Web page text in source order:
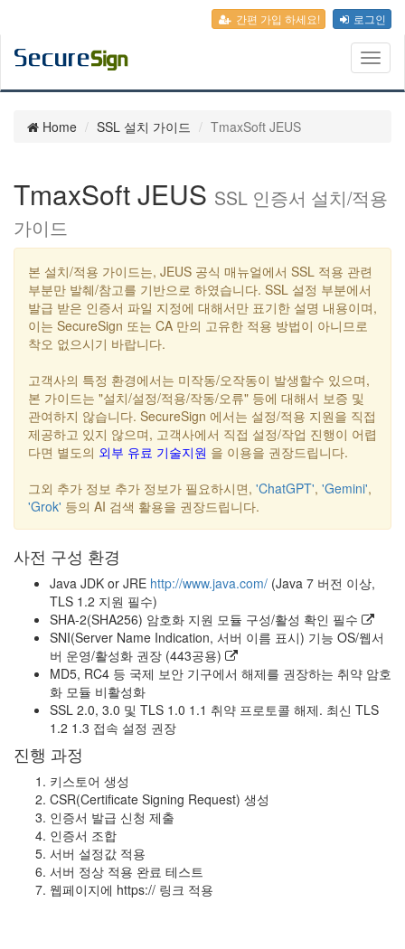
간편 가입 하세요! 로그인
Home SSL 설치 가이드 TmaxSoft JEUS
TmaxSoft JEUS SSL 인증서 설치/적용
가이드
본 설치/적용 가이드는, JEUS 공식 매뉴얼에서 SSL 적용 관련
부분만 발췌/참고를 기반으로 하였습니다. SSL 설정 부분에서
발급 받은 인증서 파일 지정에 대해서만 표기한 설명 내용이며,
이는 SecureSign 또는 CA 만의 고유한 적용 방법이 아니므로
착오 없으시기 바랍니다.
고객사의 특정 환경에서는 미작동/오작동이 발생할수 있으며,
본 가이드는 "설치/설정/적용/작동/오류" 등에 대해서 보증 및
관여하지 않습니다. SecureSign 에서는 설정/적용 지원을 직접
제공하고 있지 않으며, 고객사에서 직접 설정/작업 진행이 어렵
다면 별도의 외부 유료 기술지원 을 이용을 권장드립니다.
그외 추가 정보 추가 정보가 필요하시면, 'ChatGPT', 'Gemini',
'Grok' 등의 AI 검색 활용을 권장드립니다.
사전 구성 환경
Java JDK or JRE http://www.java.com/ (Java 7 버전 이상,
TLS 1.2 지원 필수)
SHA-2(SHA256) 암호화 지원 모듈 구성/활성 확인 필수
SNI(Server Name Indication, 서버 이름 표시) 기능 OS/웹서
버 운영/활성화 권장 (443공용)
MD5, RC4 등 국제 보안 기구에서 해제를 권장하는 취약 암호
화 모듈 비활성화
SSL 2.0, 3.0 및 TLS 1.0 1.1 취약 프로토콜 해제. 최신 TLS
1.2 1.3 접속 설정 권장
진행 과정
키스토어 생성
CSR(Certificate Signing Request) 생성
인증서 발급 신청 제출
인증서 조합
서버 설정값 적용
서버 정상 적용 완료 테스트
웹페이지에 https:// 링크 적용